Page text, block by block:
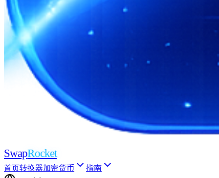
SwapRocket
首页转换器加密货币
指南